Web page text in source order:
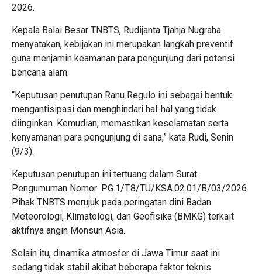
2026.
Kepala Balai Besar TNBTS, Rudijanta Tjahja Nugraha
menyatakan, kebijakan ini merupakan langkah preventif
guna menjamin keamanan para pengunjung dari potensi
bencana alam.
“Keputusan penutupan Ranu Regulo ini sebagai bentuk
mengantisipasi dan menghindari hal-hal yang tidak
diinginkan. Kemudian, memastikan keselamatan serta
kenyamanan para pengunjung di sana,” kata Rudi, Senin
(9/3).
Keputusan penutupan ini tertuang dalam Surat
Pengumuman Nomor: PG.1/T.8/TU/KSA.02.01/B/03/2026.
Pihak TNBTS merujuk pada peringatan dini Badan
Meteorologi, Klimatologi, dan Geofisika (BMKG) terkait
aktifnya angin Monsun Asia.
Selain itu, dinamika atmosfer di Jawa Timur saat ini
sedang tidak stabil akibat beberapa faktor teknis